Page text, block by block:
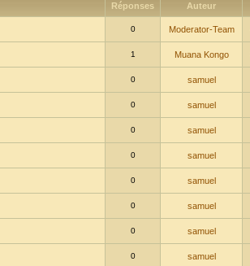
Réponses Auteur
0 Moderator-Team
1 Muana Kongo
0 samuel
0 samuel
0 samuel
0 samuel
0 samuel
0 samuel
0 samuel
0 samuel